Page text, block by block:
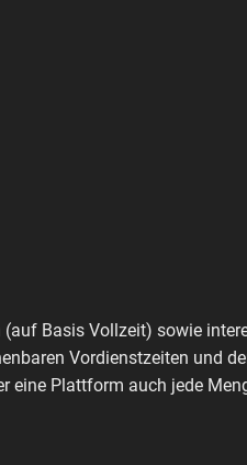
Basis Vollzeit) sowie
Vordienstzeiten und
eine Plattform auch jede